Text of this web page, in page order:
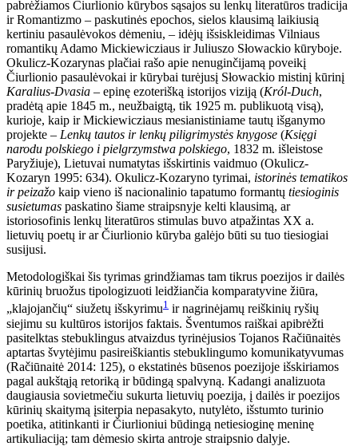
pabrėžiamos Čiurlionio kūrybos sąsajos su lenkų literatūros tradicija
ir Romantizmo – paskutinės epochos, sielos klausimą laikiusią
kertiniu pasaulėvokos dėmeniu, – idėjų išsiskleidimas Vilniaus
romantikų Adamo Mickiewicziaus ir Juliuszo Słowackio kūryboje.
Okulicz-Kozarynas plačiai rašo apie nenuginčijamą poveikį
Čiurlionio pasaulėvokai ir kūrybai turėjusį Słowackio mistinį kūrinį
Karalius-Dvasia – epinę ezoterišką istorijos viziją (Król-Duch,
pradėtą apie 1845 m., neužbaigtą, tik 1925 m. publikuotą visą),
kurioje, kaip ir Mickiewicziaus mesianistiniame tautų išganymo
projekte – Lenkų tautos ir lenkų piligrimystės knygose (Księgi
narodu polskiego i pielgrzymstwa polskiego, 1832 m. išleistose
Paryžiuje), Lietuvai numatytas išskirtinis vaidmuo (Okulicz-
Kozaryn 1995: 634). Okulicz-Kozaryno tyrimai, istorinės tematikos
ir peizažo kaip vieno iš nacionalinio tapatumo formantų tiesioginis
susietumas paskatino šiame straipsnyje kelti klausimą, ar
istoriosofinis lenkų literatūros stimulas buvo atpažintas XX a.
lietuvių poetų ir ar Čiurlionio kūryba galėjo būti su tuo tiesiogiai
susijusi.
Metodologiškai šis tyrimas grindžiamas tam tikrus poezijos ir dailės
kūrinių bruožus tipologizuoti leidžiančia komparatyvine žiūra,
„klajojančių“ siužetų išskyrimu1 ir nagrinėjamų reiškinių ryšių
siejimu su kultūros istorijos faktais. Šventumos raiškai apibrėžti
pasitelktas stebuklingus atvaizdus tyrinėjusios Tojanos Račiūnaitės
aptartas švytėjimu pasireiškiantis stebuklingumo komunikatyvumas
(Račiūnaitė 2014: 125), o ekstatinės būsenos poezijoje išskiriamos
pagal aukštąją retoriką ir būdingą spalvyną. Kadangi analizuota
daugiausia sovietmečiu sukurta lietuvių poezija, į dailės ir poezijos
kūrinių skaitymą įsiterpia nepasakyto, nutylėto, išstumto turinio
poetika, atitinkanti ir Čiurlioniui būdingą netiesioginę meninę
artikuliaciją; tam dėmesio skirta antroje straipsnio dalyje.